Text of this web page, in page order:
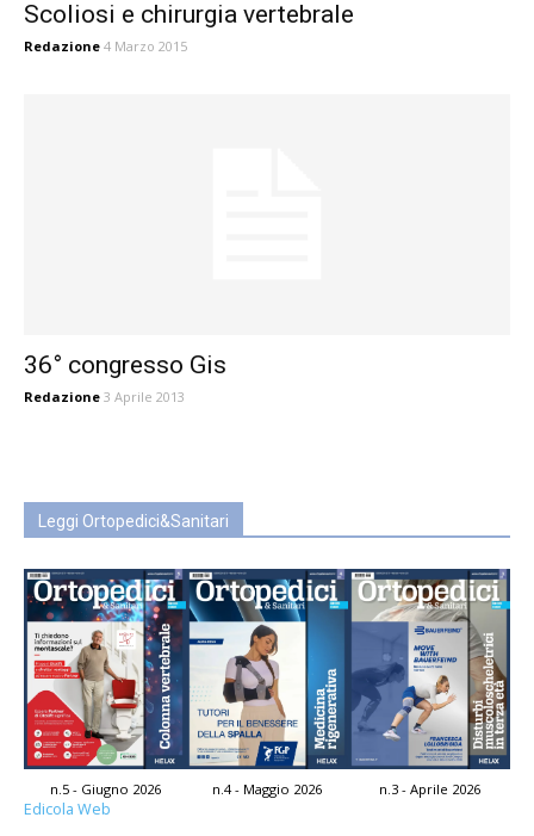
Scoliosi e chirurgia vertebrale
Redazione 4 Marzo 2015
36° congresso Gis
Redazione 3 Aprile 2013
Leggi Ortopedici&Sanitari
n.5 - Giugno 2026 n.4 - Maggio 2026 n.3 - Aprile 2026
Edicola Web